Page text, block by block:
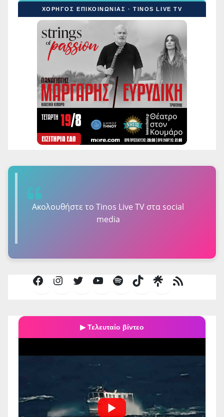
ΧΟΡΗΓΟΣ ΕΠΙΚΟΙΝΩΝΙΑΣ · TINOS LIVE TV
Ακολουθήστε τo Tinos Live TV στα social
media
FacebookInstagramTwitterYouTubeSpotifyTikTok
Τροφοδοσία
▶ Τελευταίο βίντεο